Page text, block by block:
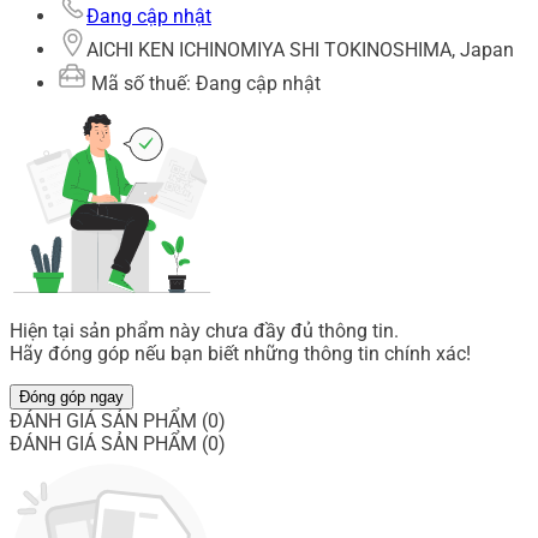
Đang cập nhật
AICHI KEN ICHINOMIYA SHI TOKINOSHIMA, Japan
Mã số thuế: Đang cập nhật
Hiện tại sản phẩm này chưa đầy đủ thông tin.
Hãy đóng góp nếu bạn biết những thông tin chính xác!
Đóng góp ngay
ĐÁNH GIÁ SẢN PHẨM (0)
ĐÁNH GIÁ SẢN PHẨM (0)